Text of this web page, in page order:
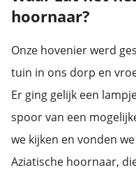
hoornaar?
Onze hovenier werd
tuin in ons dorp en
Er ging gelijk een
spoor van een
we kijken en vonden
Aziatische hoornaar,